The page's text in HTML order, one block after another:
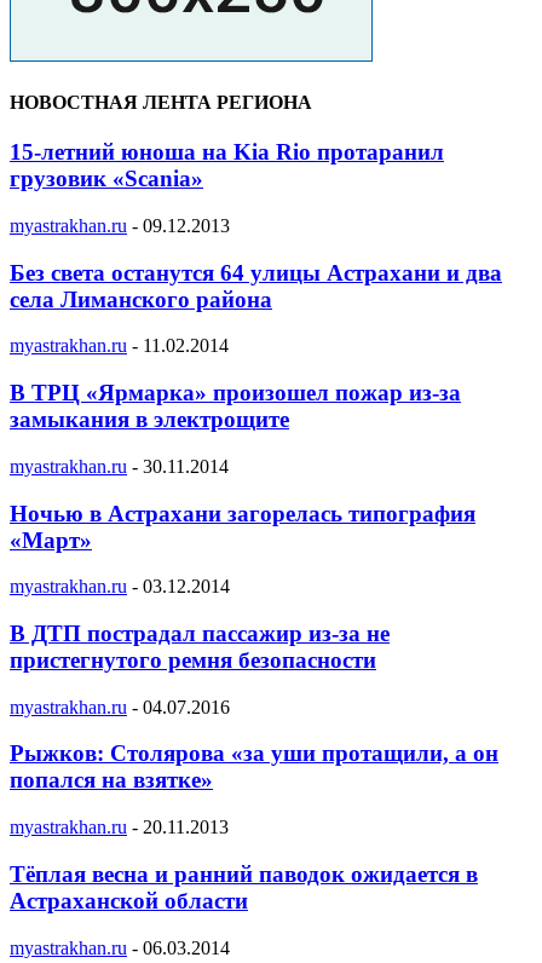
НОВОСТНАЯ ЛЕНТА РЕГИОНА
15-летний юноша на Kia Rio протаранил
грузовик «Scania»
myastrakhan.ru - 09.12.2013
Без света останутся 64 улицы Астрахани и два
села Лиманского района
myastrakhan.ru - 11.02.2014
В ТРЦ «Ярмарка» произошел пожар из-за
замыкания в электрощите
myastrakhan.ru - 30.11.2014
Ночью в Астрахани загорелась типография
«Март»
myastrakhan.ru - 03.12.2014
В ДТП пострадал пассажир из-за не
пристегнутого ремня безопасности
myastrakhan.ru - 04.07.2016
Рыжков: Столярова «за уши протащили, а он
попался на взятке»
myastrakhan.ru - 20.11.2013
Тёплая весна и ранний паводок ожидается в
Астраханской области
myastrakhan.ru - 06.03.2014